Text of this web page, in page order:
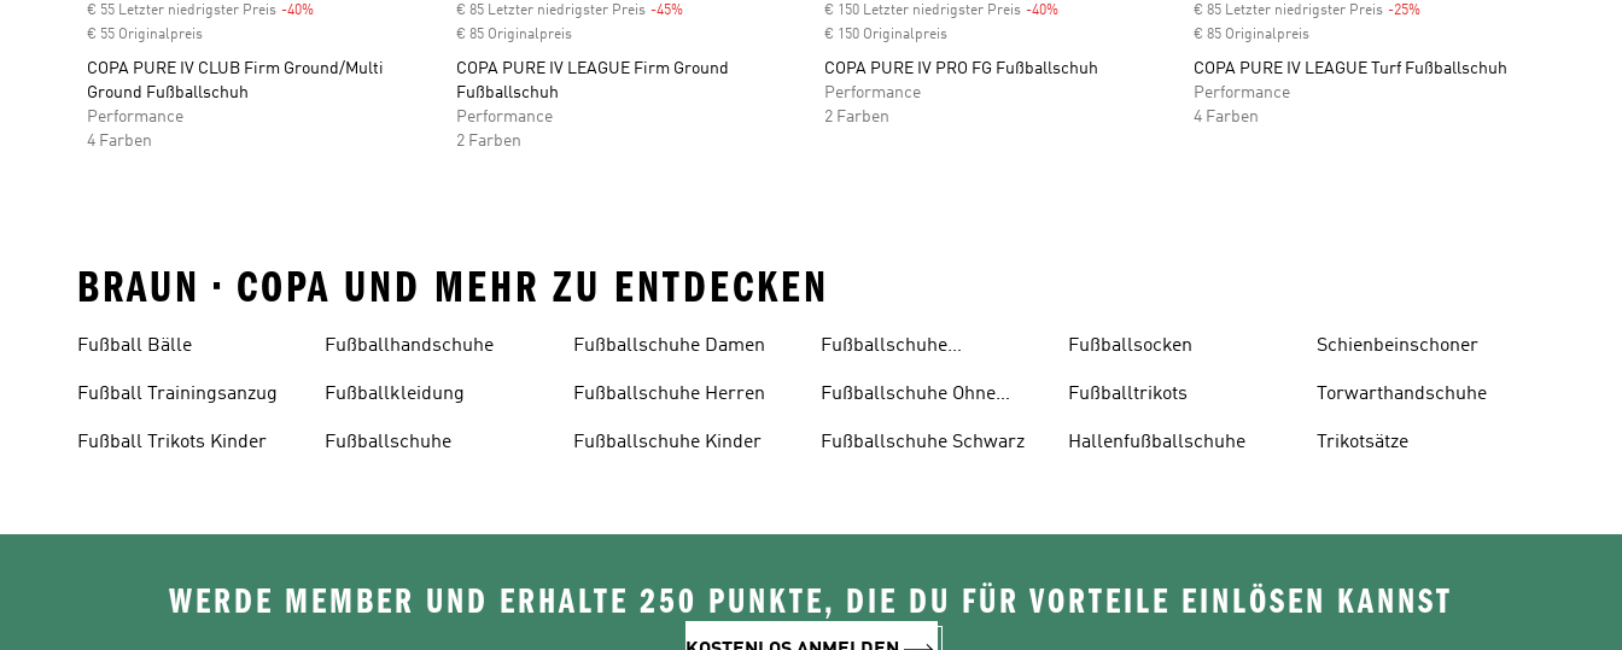
€ 55 Letzter niedrigster Preis -40%
€ 55 Originalpreis
COPA PURE IV CLUB Firm Ground/Multi
Ground Fußballschuh
Performance
4 Farben
€ 85 Letzter niedrigster Preis -45%Discount
€ 85 Originalpreis
COPA PURE IV LEAGUE Firm Ground
Fußballschuh
Performance
2 Farben
€ 150 Letzter niedrigster Preis -40%
€ 150 Originalpreis
COPA PURE IV PRO FG Fußballschuh
Performance
2 Farben
€ 85 Letzter niedrigster Preis -25%Discount
€ 85 Originalpreis
COPA PURE IV LEAGUE Turf Fußballschuh
Performance
4 Farben
BRAUN • COPA UND MEHR ZU ENTDECKEN
Fußball Bälle
Fußball Trainingsanzug
Fußball Trikots Kinder
Fußballhandschuhe
Fußballkleidung
Fußballschuhe
Fußballschuhe Damen
Fußballschuhe Herren
Fußballschuhe Kinder
Fußballschuhe
Fußballschuhe Ohne
Fußballschuhe Schwarz
Fußballsocken
Fußballtrikots
Hallenfußballschuhe
Schienbeinschoner
Torwarthandschuhe
Trikotsätze
WERDE MEMBER UND ERHALTE 250 PUNKTE, DIE DU FÜR VORTEILE EINLÖSEN KANNST